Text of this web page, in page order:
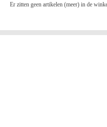
Er zitten geen artikelen (meer) in de